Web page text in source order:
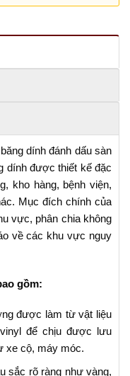
dính đánh dấu sàn
dính được thiết kế đặc
kho hàng, bệnh viện,
Mục đích chính của
vực, phân chia không
về các khu vực nguy
gồm:
được làm từ vật liệu
để chịu được lưu
xe cộ, máy móc.
sắc rõ ràng như vàng,